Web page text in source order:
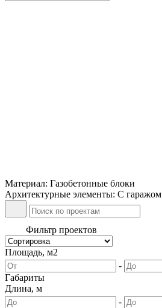
Материал: Газобетонные блоки
Архитектурные элементы: С гаражом
Фильтр проектов
Площадь, м2
-
Габариты
Длина, м
-